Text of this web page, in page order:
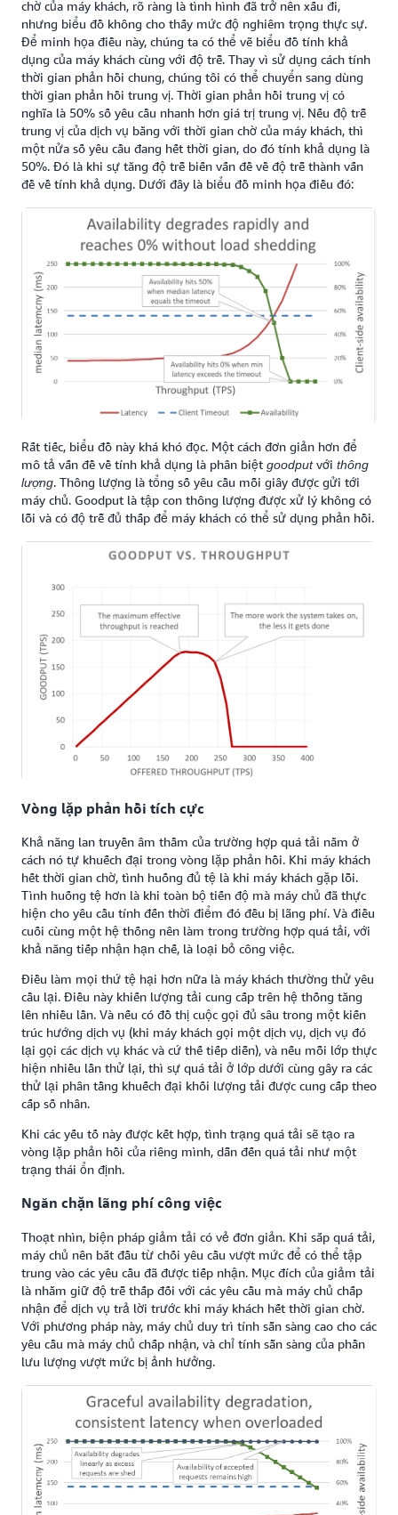
chờ của máy khách, rõ ràng là tình hình đã trở nên xấu đi,
nhưng biểu đồ không cho thấy mức độ nghiêm trọng thực sự.
Để minh họa điều này, chúng ta có thể vẽ biểu đồ tính khả
dụng của máy khách cùng với độ trễ. Thay vì sử dụng cách tính
thời gian phản hồi chung, chúng tôi có thể chuyển sang dùng
thời gian phản hồi trung vị. Thời gian phản hồi trung vị có
nghĩa là 50% số yêu cầu nhanh hơn giá trị trung vị. Nếu độ trễ
trung vị của dịch vụ bằng với thời gian chờ của máy khách, thì
một nửa số yêu cầu đang hết thời gian, do đó tính khả dụng là
50%. Đó là khi sự tăng độ trễ biến vấn đề về độ trễ thành vấn
đề về tính khả dụng. Dưới đây là biểu đồ minh họa điều đó:
Rất tiếc, biểu đồ này khá khó đọc. Một cách đơn giản hơn để
mô tả vấn đề về tính khả dụng là phân biệt goodputvới thông
lượng. Thông lượng là tổng số yêu cầu mỗi giây được gửi tới
máy chủ. Goodput là tập con thông lượng được xử lý không có
lỗi và có độ trễ đủ thấp để máy khách có thể sử dụng phản hồi.
Vòng lặp phản hồi tích cực
Khả năng lan truyền âm thầm của trường hợp quá tải nằm ở
cách nó tự khuếch đại trong vòng lặp phản hồi. Khi máy khách
hết thời gian chờ, tình huống đủ tệ là khi máy khách gặp lỗi.
Tình huống tệ hơn là khi toàn bộ tiến độ mà máy chủ đã thực
hiện cho yêu cầu tính đến thời điểm đó đều bị lãng phí. Và điều
cuối cùng một hệ thống nên làm trong trường hợp quá tải, với
khả năng tiếp nhận hạn chế, là loại bỏ công việc.
Điều làm mọi thứ tệ hại hơn nữa là máy khách thường thử yêu
cầu lại. Điều này khiến lượng tải cung cấp trên hệ thống tăng
lên nhiều lần. Và nếu có đồ thị cuộc gọi đủ sâu trong một kiến
trúc hướng dịch vụ (khi máy khách gọi một dịch vụ, dịch vụ đó
lại gọi các dịch vụ khác và cứ thế tiếp diễn), và nếu mỗi lớp thực
hiện nhiều lần thử lại, thì sự quá tải ở lớp dưới cùng gây ra các
thử lại phân tầng khuếch đại khối lượng tải được cung cấp theo
cấp số nhân.
Khi các yếu tố này được kết hợp, tình trạng quá tải sẽ tạo ra
vòng lặp phản hồi của riêng mình, dẫn đến quá tải như một
trạng thái ổn định.
Ngăn chặn lãng phí công việc
Thoạt nhìn, biện pháp giảm tải có vẻ đơn giản. Khi sắp quá tải,
máy chủ nên bắt đầu từ chối yêu cầu vượt mức để có thể tập
trung vào các yêu cầu đã được tiếp nhận. Mục đích của giảm tải
là nhằm giữ độ trễ thấp đối với các yêu cầu mà máy chủ chấp
nhận để dịch vụ trả lời trước khi máy khách hết thời gian chờ.
Với phương pháp này, máy chủ duy trì tính sẵn sàng cao cho các
yêu cầu mà máy chủ chấp nhận, và chỉ tính sẵn sàng của phần
lưu lượng vượt mức bị ảnh hưởng.